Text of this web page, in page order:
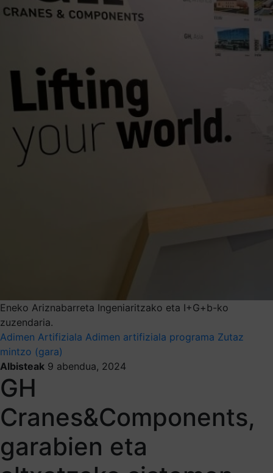
Eneko Ariznabarreta Ingeniaritzako eta I+G+b-ko
zuzendaria.
Adimen Artifiziala Adimen artifiziala programa Zutaz
mintzo (gara)
Albisteak 9 abendua, 2024
GH
Cranes&Components,
garabien eta